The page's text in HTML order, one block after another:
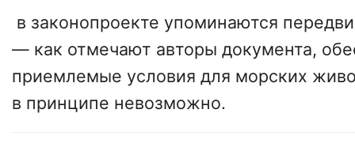
в законопроекте упоминаются
— как отмечают авторы документа,
приемлемые условия для морских
в принципе невозможно.